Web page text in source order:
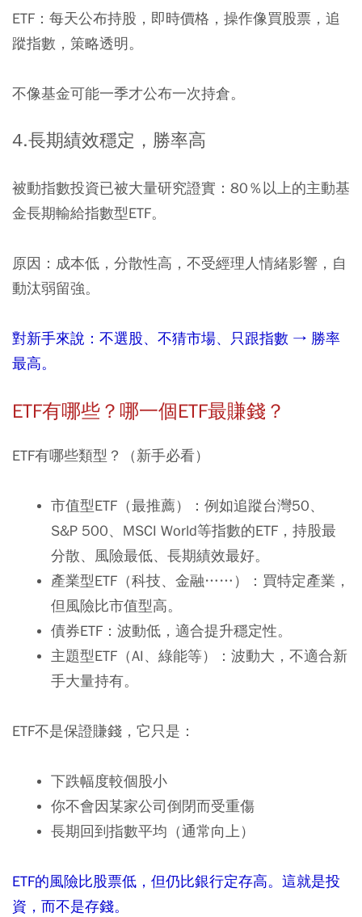
ETF：每天公布持股，即時價格，操作像買股票，追
蹤指數，策略透明。
不像基金可能一季才公布一次持倉。
4.長期績效穩定，勝率高
被動指數投資已被大量研究證實： 80％以上的主動基
金長期輸給指數型ETF。
原因：成本低，分散性高，不受經理人情緒影響，自
動汰弱留強。
對新手來說：不選股、不猜市場、只跟指數 → 勝率
最高。
ETF有哪些？哪一個ETF最賺錢？
ETF有哪些類型？（新手必看）
市值型ETF（最推薦）：例如追蹤台灣50、
S&P 500、MSCI World等指數的ETF，持股最
分散、風險最低、長期績效最好。
產業型ETF（科技、金融……）：買特定產業，
但風險比市值型高。
債券ETF：波動低，適合提升穩定性。
主題型ETF（AI、綠能等）：波動大，不適合新
手大量持有。
ETF不是保證賺錢，它只是：
下跌幅度較個股小
你不會因某家公司倒閉而受重傷
長期回到指數平均（通常向上）
ETF的風險比股票低，但仍比銀行定存高。這就是投
資，而不是存錢。